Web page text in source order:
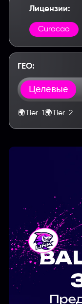
Лицензии:
Curacao
ГЕО:
Целевые
🌍 Tier-1 🌍 Tier-2